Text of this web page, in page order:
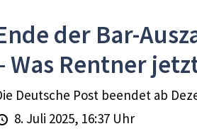
der Bar-
Was Rentner
Deutsche Post beendet ab
8. Juli 2025, 16:37 Uhr